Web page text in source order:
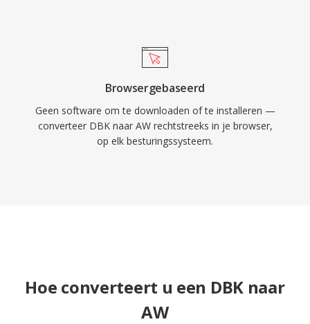
Browsergebaseerd
Geen software om te downloaden of te installeren —
converteer DBK naar AW rechtstreeks in je browser,
op elk besturingssysteem.
Hoe converteert u een DBK naar
AW